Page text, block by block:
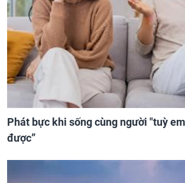
Phát bực khi sống cùng người "tuỳ
được”